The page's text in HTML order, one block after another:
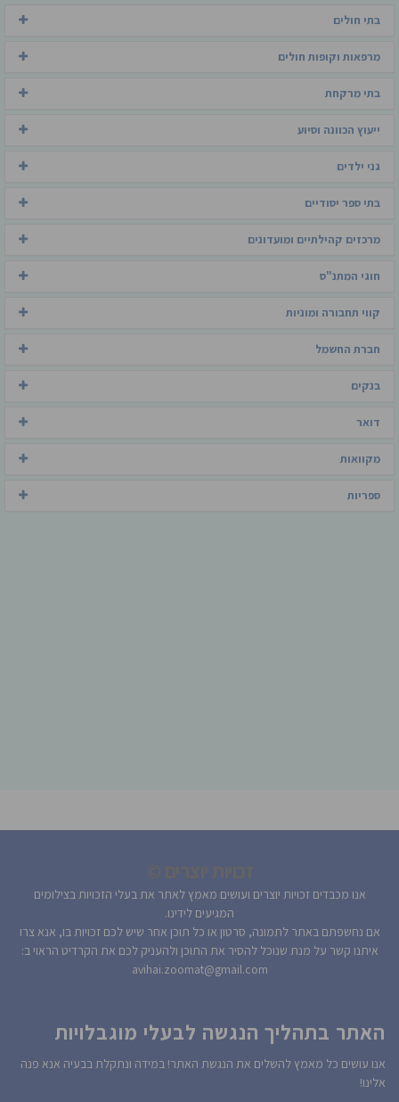
בתי חולים
מרפאות וקופות חולים
בתי מרקחת
ייעוץ הכוונה וסיוע
גני ילדים
בתי ספר יסודיים
מרכזים קהילתיים ומועדונים
חוגי המתנ"ס
קווי תחבורה ומוניות
חברת החשמל
בנקים
דואר
מקוואות
ספריות
אנו מכבדים זכויות יוצרים ועושים מאמץ לאתר את בעלי הזכויות בצילומים
המגיעים לידינו.
אם נחשפתם באתר לתמונה, סרטון או כל תוכן אחר שיש לכם זכויות בו, אנא צרו
איתנו קשר על מנת שנוכל להסיר את התוכן ולהעניק לכם את הקרדיט הראוי ב:
avihai.zoomat@gmail.com
האתר בתהליך הנגשה לבעלי מוגבלויות
אנו עושים כל מאמץ להשלים את הנגשת האתר! במידה ונתקלת בבעיה אנא פנה
אלינו!